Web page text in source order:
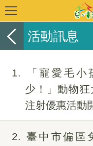
活動訊息
1
「寵愛毛
少！」動物
注射優惠活動
2
臺中市偏區